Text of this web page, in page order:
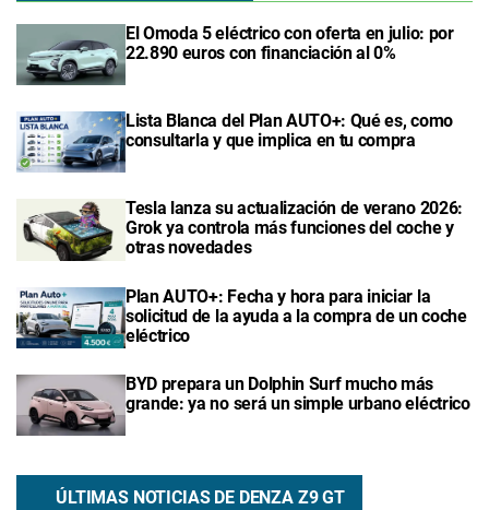
El Omoda 5 eléctrico con oferta en julio: por
22.890 euros con financiación al 0%
Lista Blanca del Plan AUTO+: Qué es, como
consultarla y que implica en tu compra
Tesla lanza su actualización de verano 2026:
Grok ya controla más funciones del coche y
otras novedades
Plan AUTO+: Fecha y hora para iniciar la
solicitud de la ayuda a la compra de un coche
eléctrico
BYD prepara un Dolphin Surf mucho más
grande: ya no será un simple urbano eléctrico
ÚLTIMAS NOTICIAS DE DENZA Z9 GT